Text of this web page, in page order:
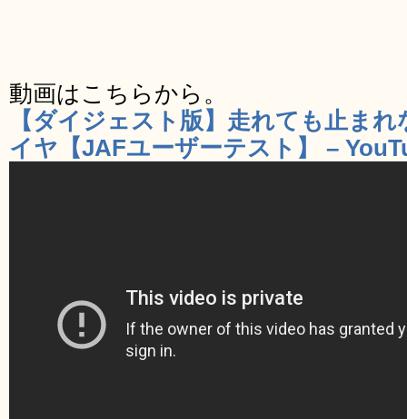
動画はこちらから。
【ダイジェスト版】走れても止ま
イヤ【JAFユーザーテスト】 –